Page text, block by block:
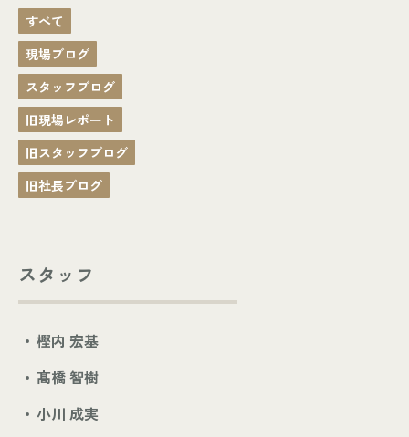
すべて
現場ブログ
スタッフブログ
旧現場レポート
旧スタッフブログ
旧社長ブログ
スタッフ
樫内 宏基
髙橋 智樹
小川 成実